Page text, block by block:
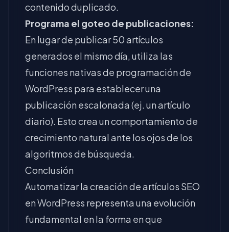
contenido duplicado.
Programa el goteo de publicaciones:
En lugar de publicar 50 artículos
generados el mismo día, utiliza las
funciones nativas de programación de
WordPress para establecer una
publicación escalonada (ej. un artículo
diario). Esto crea un comportamiento de
crecimiento natural ante los ojos de los
algoritmos de búsqueda.
Conclusión
Automatizar la creación de artículos SEO
en WordPress representa una evolución
fundamental en la forma en que